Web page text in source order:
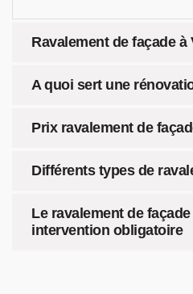
Ravalement de façade
A quoi sert une
Prix ravalement de
Différents types de
Le ravalement de
intervention obligatoire